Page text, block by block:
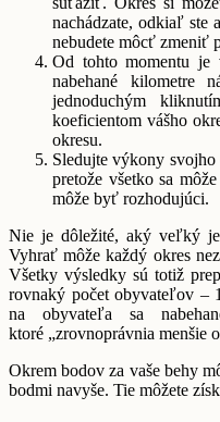
nachádzate, odkiaľ ste
nebudete môcť zmeniť
Od tohto momentu je
nabehané kilometre
jednoduchým
koeficientom vášho
okresu.
Sledujte výkony svojho
pretože všetko sa
môže byť rozhodujúci.
Nie je dôležité, aký veľký
Vyhrať môže každý okres
Všetky výsledky sú totiž
rovnaký počet obyvateľov –
na obyvateľa sa
ktoré „zrovnoprávnia menšie
Okrem bodov za vaše behy
bodmi navyše. Tie môžete